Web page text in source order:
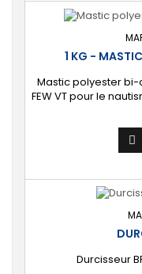
1 KG -
Mastic polyester bi-
FEW VT pour le
lisse, non poreuse
ligne de flottaison
Formulation de
Conçu pour tous

Durcisseur